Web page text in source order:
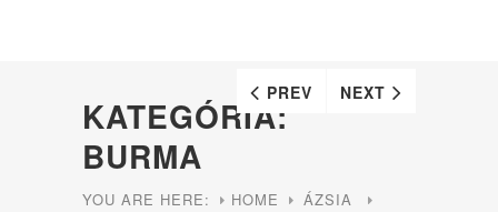
KATEGÓRIA:
BURMA
YOU ARE HERE: HOME
ÁZSIA
PREV NEXT